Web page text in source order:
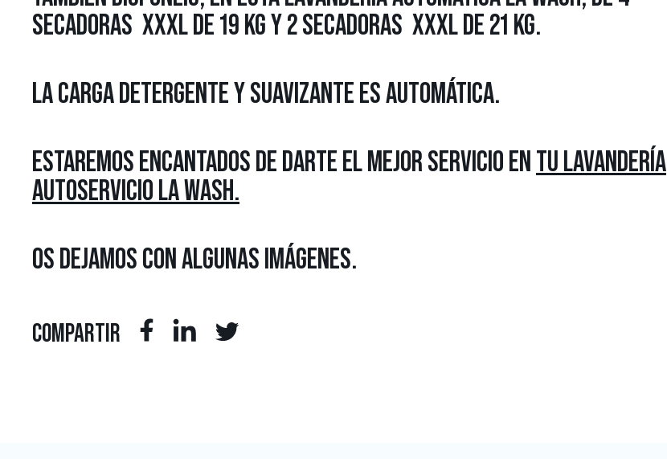
SECADORAS XXXL DE 19 KG Y 2 SECADORAS XXXL DE 21 KG.
LA CARGA DETERGENTE Y SUAVIZANTE ES AUTOMÁTICA.
ESTAREMOS ENCANTADOS DE DARTE EL MEJOR SERVICIO EN TU LAVANDERÍA
AUTOSERVICIO LA WASH.
OS DEJAMOS CON ALGUNAS IMÁGENES.
COMPARTIR